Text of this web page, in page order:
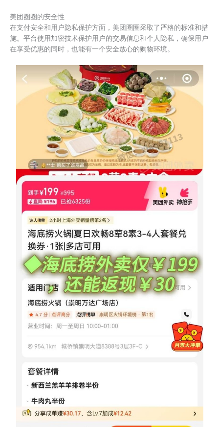
美团圈圈的安全性
在支付安全和用户隐私保护方面，美团圈圈采取了严格的标准和措
施。平台使用加密技术保护用户的交易信息和个人隐私，确保用户
在享受优惠的同时，也能有一个安全放心的购物环境。